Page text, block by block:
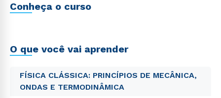
Conheça o curso
O que você vai aprender
FÍSICA CLÁSSICA: PRINCÍPIOS DE MECÂNICA,
ONDAS E TERMODINÂMICA